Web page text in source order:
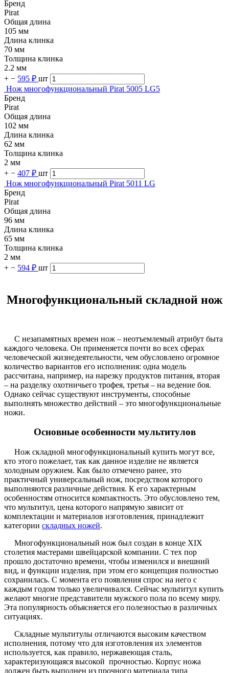
Бренд
Pirat
Общая длина
105 мм
Длина клинка
70 мм
Толщина клинка
2.2 мм
+ − 595 ₽ шт
Нож многофункциональный Pirat 5005 LG5
Бренд
Pirat
Общая длина
102 мм
Длина клинка
62 мм
Толщина клинка
2 мм
+ − 407 ₽ шт
Нож многофункциональный Pirat 5011 LG
Бренд
Pirat
Общая длина
96 мм
Длина клинка
65 мм
Толщина клинка
2 мм
+ − 594 ₽ шт
Многофункциональный складной нож
С незапамятных времен нож – неотъемлемый атрибут быта
каждого человека. Он применяется почти во всех сферах
человеческой жизнедеятельности, чем обусловлено огромное
количество вариантов его исполнения: одна модель
рассчитана, например, на нарезку продуктов питания, вторая
– на разделку охотничьего трофея, третья – на ведение боя.
Однако сейчас существуют инструменты, способные
выполнять множество действий – это многофункциональные
ножи.
Основные особенности мультитулов
Нож складной многофункциональный купить могут все,
кто этого пожелает, так как данное изделие не является
холодным оружием. Как было отмечено ранее, это
практичный универсальный нож, посредством которого
выполняются различные действия. К его характерным
особенностям относится компактность. Это обусловлено тем,
что мультитул, цена которого напрямую зависит от
комплектации и материалов изготовления, принадлежит
категории складных ножей.
Многофункциональный нож был создан в конце XIX
столетия мастерами швейцарской компании. С тех пор
прошло достаточно времени, чтобы изменился и внешний
вид, и функции изделия, при этом его концепция полностью
сохранилась. С момента его появления спрос на него с
каждым годом только увеличивался. Сейчас мультитул купить
желают многие представители мужского пола по всему миру.
Эта популярность объясняется его полезностью в различных
ситуациях.
Складные мультитулы отличаются высоким качеством
исполнения, потому что для изготовления их элементов
используется, как правило, нержавеющая сталь,
характеризующаяся высокой прочностью. Корпус ножа
должен быть выполнен из прочного материала типа